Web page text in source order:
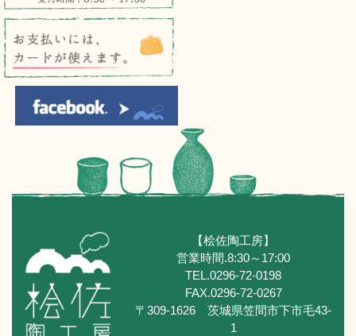
【桧佐陶工房】
営業時間.8:30～17:00
TEL.0296-72-0198
FAX.0296-72-0267
〒309-1626 茨城県笠間市下市毛43-
1